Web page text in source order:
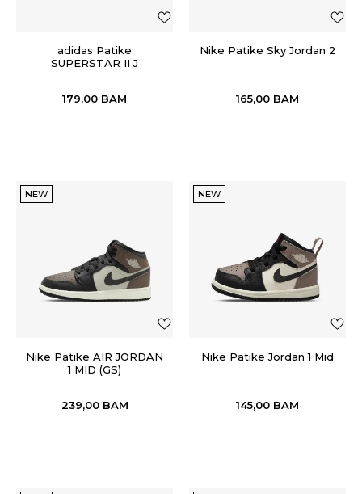
adidas Patike
SUPERSTAR II J
179,00 BAM
Nike Patike Sky Jordan 2
165,00 BAM
NEW
Nike Patike AIR JORDAN
1 MID (GS)
239,00 BAM
NEW
Nike Patike Jordan 1 Mid
145,00 BAM